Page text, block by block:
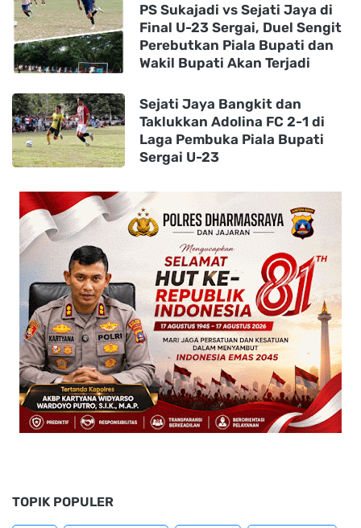
PS Sukajadi vs Sejati Jaya di
Final U-23 Sergai, Duel Sengit
Perebutkan Piala Bupati dan
Wakil Bupati Akan Terjadi
Sejati Jaya Bangkit dan
Taklukkan Adolina FC 2-1 di
Laga Pembuka Piala Bupati
Sergai U-23
TOPIK POPULER